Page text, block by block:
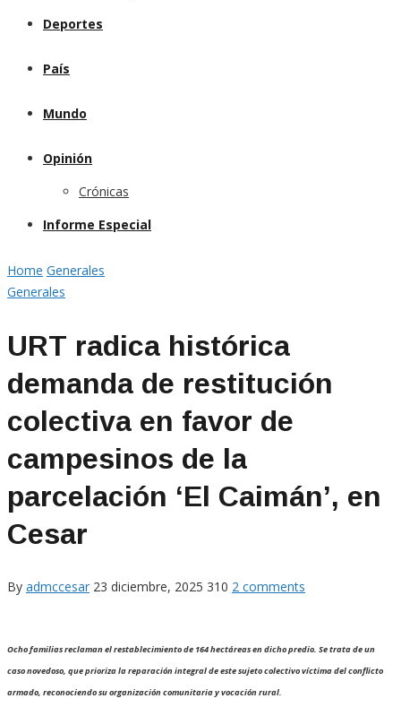
Deportes
País
Mundo
Opinión
Crónicas
Informe Especial
Home Generales
Generales
URT radica histórica
demanda de restitución
colectiva en favor de
campesinos de la
parcelación ‘El Caimán’, en
Cesar
By admccesar 23 diciembre, 2025 310 2 comments
Ocho familias reclaman el restablecimiento de 164 hectáreas en dicho predio. Se trata de un
caso novedoso, que prioriza la reparación integral de este sujeto colectivo víctima del conflicto
armado, reconociendo su organización comunitaria y vocación rural.